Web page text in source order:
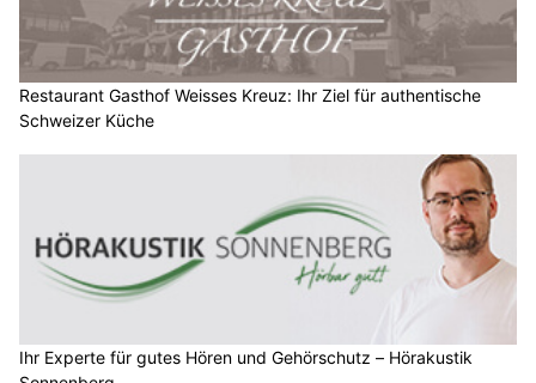
Restaurant Gasthof Weisses Kreuz: Ihr Ziel für authentische
Schweizer Küche
Ihr Experte für gutes Hören und Gehörschutz – Hörakustik